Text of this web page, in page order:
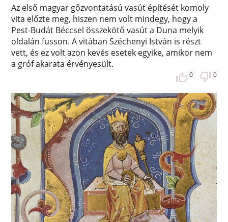
Az első magyar gőzvontatású vasút építését komoly
vita előzte meg, hiszen nem volt mindegy, hogy a
Pest-Budát Béccsel összekötő vasút a Duna melyik
oldalán fusson. A vitában Széchenyi István is részt
vett, és ez volt azon kevés esetek egyike, amikor nem
a gróf akarata érvényesült.
0 0